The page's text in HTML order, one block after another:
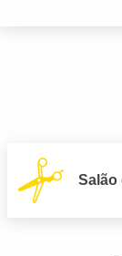
Salão